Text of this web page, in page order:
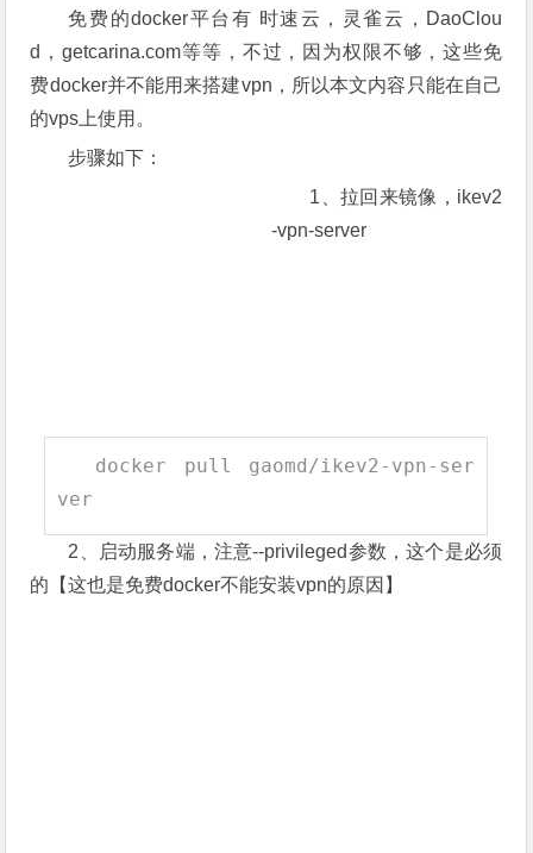
免费的docker平台有 时速云，灵雀云，DaoClou
d，getcarina.com等等，不过，因为权限不够，这些免
费docker并不能用来搭建vpn，所以本文内容只能在自己
的vps上使用。
步骤如下：
1、拉回来镜像，ikev2
-vpn-server
docker pull gaomd/ikev2- vpn- ser
ver
2、启动服务端，注意--privileged参数，这个是必须
的【这也是免费docker不能安装vpn的原因】